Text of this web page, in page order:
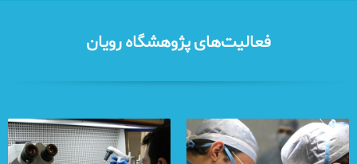
فعالیت‌های پژوهشگاه رویان